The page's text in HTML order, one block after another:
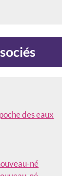
des eaux
né